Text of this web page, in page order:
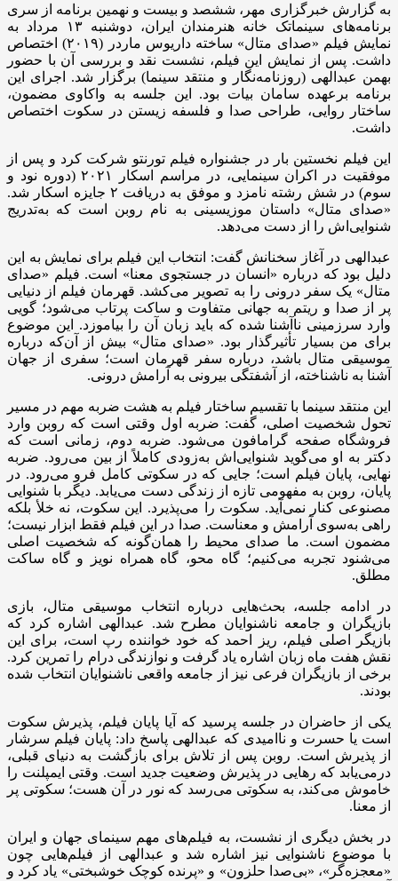
به گزارش خبرگزاری مهر، ششصد و بیست و نهمین برنامه از سری
برنامه‌های سینماتک خانه هنرمندان ایران، دوشنبه ۱۳ مرداد به
نمایش فیلم «صدای متال» ساخته داریوس ماردر (۲۰۱۹) اختصاص
داشت. پس از نمایش این فیلم، نشست نقد و بررسی آن با حضور
بهمن عبدالهی (روزنامه‌نگار و منتقد سینما) برگزار شد. اجرای این
برنامه برعهده سامان بیات بود. این جلسه به واکاوی مضمون،
ساختار روایی، طراحی صدا و فلسفه زیستن در سکوت اختصاص
داشت.
این فیلم نخستین بار در جشنواره فیلم تورنتو شرکت کرد و پس از
موفقیت در اکران سینمایی، در مراسم اسکار ۲۰۲۱ (دوره نود و
سوم) در شش رشته نامزد و موفق به دریافت ۲ جایزه اسکار شد.
«صدای متال» داستان موزیسینی به نام روبن است که به‌تدریج
شنوایی‌اش را از دست می‌دهد.
عبدالهی در آغاز سخنانش گفت: انتخاب این فیلم برای نمایش به این
دلیل بود که درباره «انسان در جستجوی معنا» است. فیلم «صدای
متال» یک سفر درونی را به تصویر می‌کشد. قهرمان فیلم از دنیایی
پر از صدا و ریتم به جهانی متفاوت و ساکت پرتاب می‌شود؛ گویی
وارد سرزمینی ناآشنا شده که باید زبان آن را بیاموزد. این موضوع
برای من بسیار تأثیرگذار بود. «صدای متال» بیش از آن‌که درباره
موسیقی متال باشد، درباره سفر قهرمان است؛ سفری از جهان
آشنا به ناشناخته، از آشفتگی بیرونی به آرامش درونی.
این منتقد سینما با تقسیم ساختار فیلم به هشت ضربه مهم در مسیر
تحول شخصیت اصلی، گفت: ضربه اول وقتی است که روبن وارد
فروشگاه صفحه گرامافون می‌شود. ضربه دوم، زمانی است که
دکتر به او می‌گوید شنوایی‌اش به‌زودی کاملاً از بین می‌رود. ضربه
نهایی، پایان فیلم است؛ جایی که در سکوتی کامل فرو می‌رود. در
پایان، روبن به مفهومی تازه از زندگی دست می‌یابد. دیگر با شنوایی
مصنوعی کنار نمی‌آید. سکوت را می‌پذیرد. این سکوت، نه خلأ بلکه
راهی به‌سوی آرامش و معناست. صدا در این فیلم فقط ابزار نیست؛
مضمون است. ما صدای محیط را همان‌گونه که شخصیت اصلی
می‌شنود تجربه می‌کنیم؛ گاه محو، گاه همراه نویز و گاه ساکت
مطلق.
در ادامه جلسه، بحث‌هایی درباره‌ انتخاب موسیقی متال، بازی
بازیگران و جامعه ناشنوایان مطرح شد. عبدالهی اشاره کرد که
بازیگر اصلی فیلم، ریز احمد که خود خواننده رپ است، برای این
نقش هفت ماه زبان اشاره یاد گرفت و نوازندگی درام را تمرین کرد.
برخی از بازیگران فرعی نیز از جامعه واقعی ناشنوایان انتخاب شده
بودند.
یکی از حاضران در جلسه پرسید که آیا پایان فیلم، پذیرش سکوت
است یا حسرت و ناامیدی که عبدالهی پاسخ داد: پایان فیلم سرشار
از پذیرش است. روبن پس از تلاش برای بازگشت به دنیای قبلی،
درمی‌یابد که رهایی در پذیرش وضعیت جدید است. وقتی ایمپلنت را
خاموش می‌کند، به سکوتی می‌رسد که نور در آن هست؛ سکوتی پر
از معنا.
در بخش دیگری از نشست، به فیلم‌های مهم سینمای جهان و ایران
با موضوع ناشنوایی نیز اشاره شد و عبدالهی از فیلم‌هایی چون
«معجزه‌گر»، «بی‌صدا حلزون» و «پرنده کوچک خوشبختی» یاد کرد و